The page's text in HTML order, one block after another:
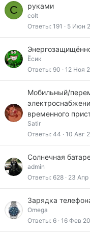
C
руками
colt
Ответы 191 5 Июн
Ёсик
Ответы 90 12 Ноя
Мобильный/
временного
Satir
Ответы 44 10 Авг
Солнечная
admin
Ответы 628 23 Апр
Зарядка
Omega
Ответы 6 16 Фев